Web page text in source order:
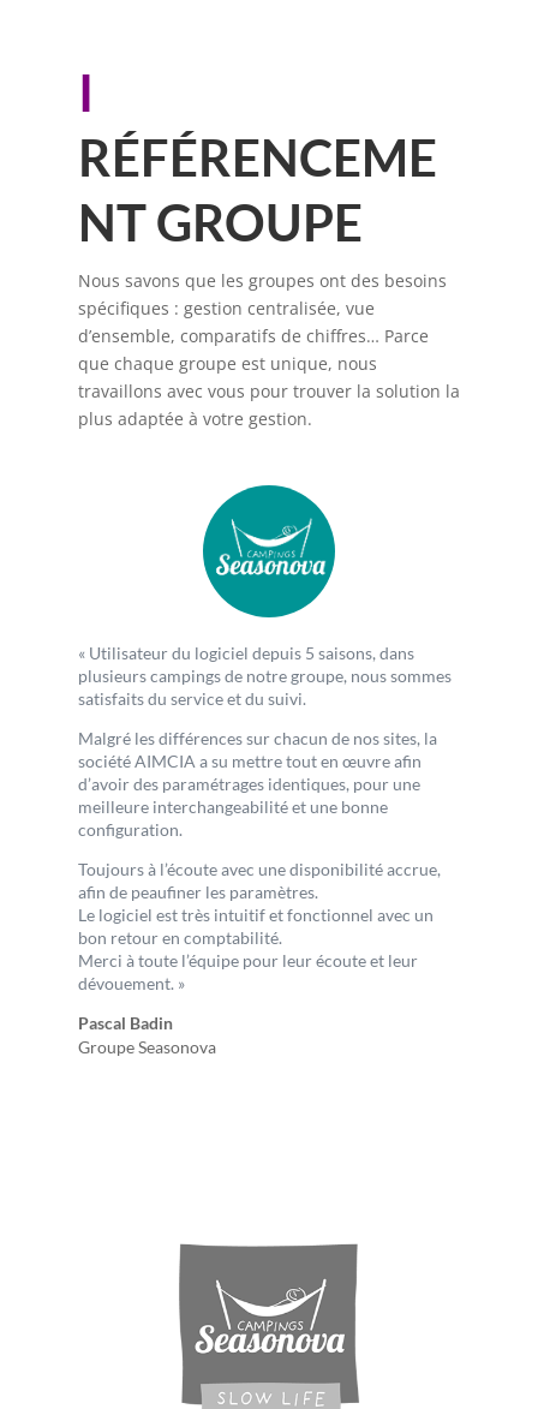
I
RÉFÉRENCEME
NT GROUPE
Nous savons que les groupes ont des besoins
spécifiques : gestion centralisée, vue
d’ensemble, comparatifs de chiffres… Parce
que chaque groupe est unique, nous
travaillons avec vous pour trouver la solution la
plus adaptée à votre gestion.
« Utilisateur du logiciel depuis 5 saisons, dans
plusieurs campings de notre groupe, nous sommes
satisfaits du service et du suivi.
Malgré les différences sur chacun de nos sites, la
société AIMCIA a su mettre tout en œuvre afin
d’avoir des paramétrages identiques, pour une
meilleure interchangeabilité et une bonne
configuration.
Toujours à l’écoute avec une disponibilité accrue,
afin de peaufiner les paramètres.
Le logiciel est très intuitif et fonctionnel avec un
bon retour en comptabilité.
Merci à toute l’équipe pour leur écoute et leur
dévouement. »
Pascal Badin
Groupe Seasonova